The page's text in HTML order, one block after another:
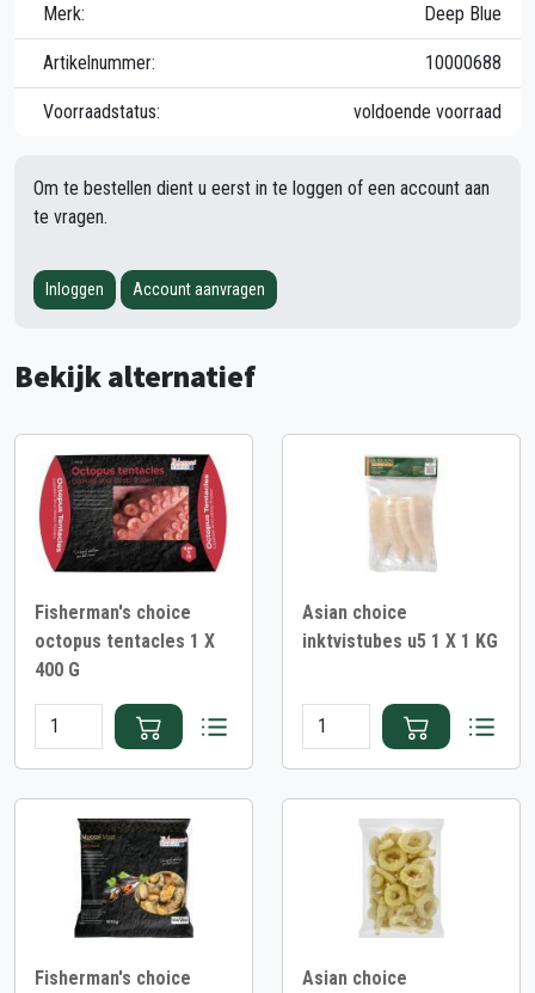
Merk:
Deep Blue
Artikelnummer: 10000688
Voorraadstatus: voldoende voorraad
Om te bestellen dient u eerst in te loggen of een account aan
te vragen.
Inloggen Account aanvragen
Bekijk alternatief
Fisherman's choice
octopus tentacles 1 X
400 G
Asian choice
inktvistubes u5 1 X 1 KG
Fisherman's choice
Asian choice